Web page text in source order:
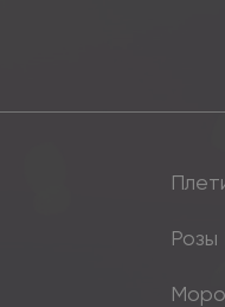
Розы